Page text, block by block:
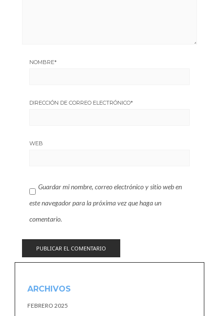
NOMBRE*
DIRECCIÓN DE CORREO ELECTRÓNICO*
WEB
Guardar mi nombre, correo electrónico y sitio web en
este navegador para la próxima vez que haga un
comentario.
ARCHIVOS
FEBRERO 2025